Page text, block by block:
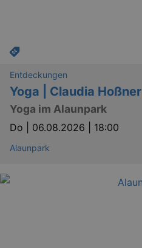
Entdeckungen
Yoga | Claudia Hoßner
Yoga im Alaunpark
Do | 06.08.2026 | 18:00
Alaunpark